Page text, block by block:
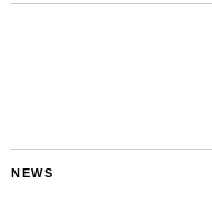
NEWS